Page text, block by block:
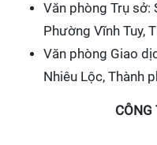
Văn phòng Trụ sở:
Phường Vĩnh Tuy,
Văn phòng Giao
Nhiêu Lộc, Thành
CÔNG